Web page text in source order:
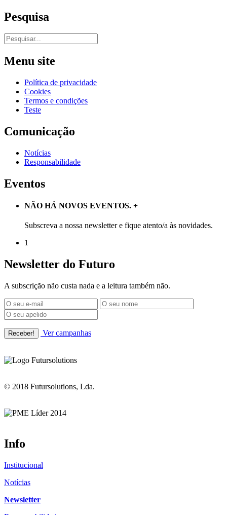
Pesquisa
Menu site
Política de privacidade
Cookies
Termos e condições
Teste
Comunicação
Notícias
Responsabilidade
Eventos
NÃO HÁ NOVOS EVENTOS. +
Subscreva a nossa newsletter e fique atento/a às novidades.
1
Newsletter do Futuro
A subscrição não custa nada e a leitura também não.
Ver campanhas
© 2018 Futursolutions, Lda.
Info
Institucional
Notícias
Newsletter